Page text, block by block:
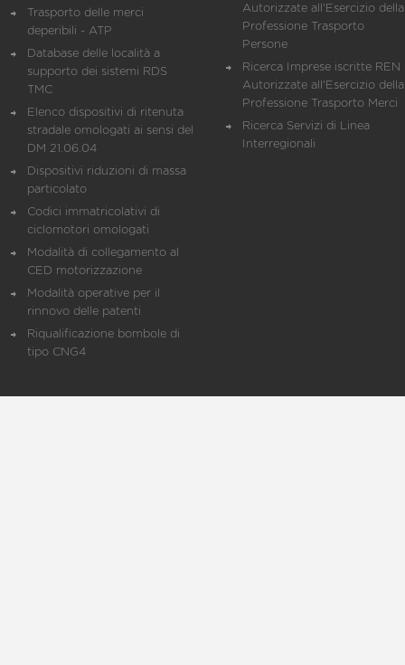
Trasporto delle merci
deperibili - ATP
Database delle località a
supporto dei sistemi RDS
TMC
Elenco dispositivi di ritenuta
stradale omologati ai sensi del
DM 21.06.04
Dispositivi riduzioni di massa
particolato
Codici immatricolativi di
ciclomotori omologati
Modalità di collegamento al
CED motorizzazione
Modalità operative per il
rinnovo delle patenti
Riqualificazione bombole di
tipo CNG4
Autorizzate all'Esercizio della
Professione Trasporto
Persone
Ricerca Imprese iscritte REN
Autorizzate all'Esercizio della
Professione Trasporto Merci
Ricerca Servizi di Linea
Interregionali